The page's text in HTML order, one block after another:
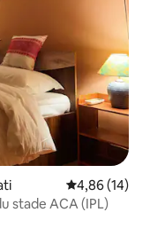
Évaluation
4,86 (14)
stade ACA (IPL)